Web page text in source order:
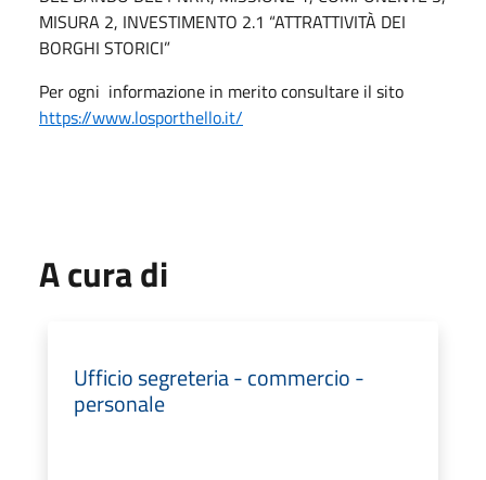
MISURA 2, INVESTIMENTO 2.1 “ATTRATTIVITÀ DEI
BORGHI STORICI”
Per ogni informazione in merito consultare il sito
https://www.losporthello.it/
A cura di
Ufficio segreteria - commercio -
personale